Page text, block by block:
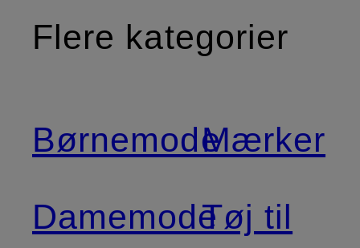
Flere kategorier
Børnemode
Damemode
Mærker
Tøj til